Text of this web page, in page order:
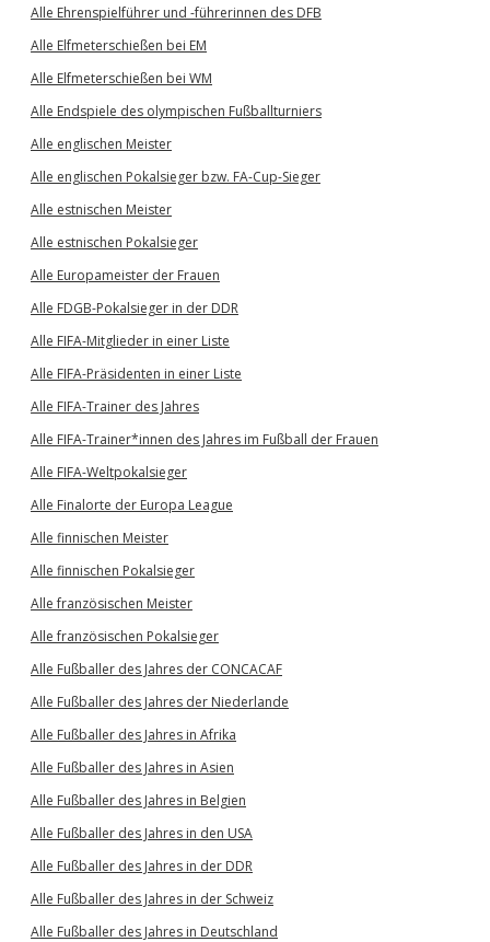
Alle Ehrenspielführer und -führerinnen des DFB
Alle Elfmeterschießen bei EM
Alle Elfmeterschießen bei WM
Alle Endspiele des olympischen Fußballturniers
Alle englischen Meister
Alle englischen Pokalsieger bzw. FA-Cup-Sieger
Alle estnischen Meister
Alle estnischen Pokalsieger
Alle Europameister der Frauen
Alle FDGB-Pokalsieger in der DDR
Alle FIFA-Mitglieder in einer Liste
Alle FIFA-Präsidenten in einer Liste
Alle FIFA-Trainer des Jahres
Alle FIFA-Trainer*innen des Jahres im Fußball der Frauen
Alle FIFA-Weltpokalsieger
Alle Finalorte der Europa League
Alle finnischen Meister
Alle finnischen Pokalsieger
Alle französischen Meister
Alle französischen Pokalsieger
Alle Fußballer des Jahres der CONCACAF
Alle Fußballer des Jahres der Niederlande
Alle Fußballer des Jahres in Afrika
Alle Fußballer des Jahres in Asien
Alle Fußballer des Jahres in Belgien
Alle Fußballer des Jahres in den USA
Alle Fußballer des Jahres in der DDR
Alle Fußballer des Jahres in der Schweiz
Alle Fußballer des Jahres in Deutschland